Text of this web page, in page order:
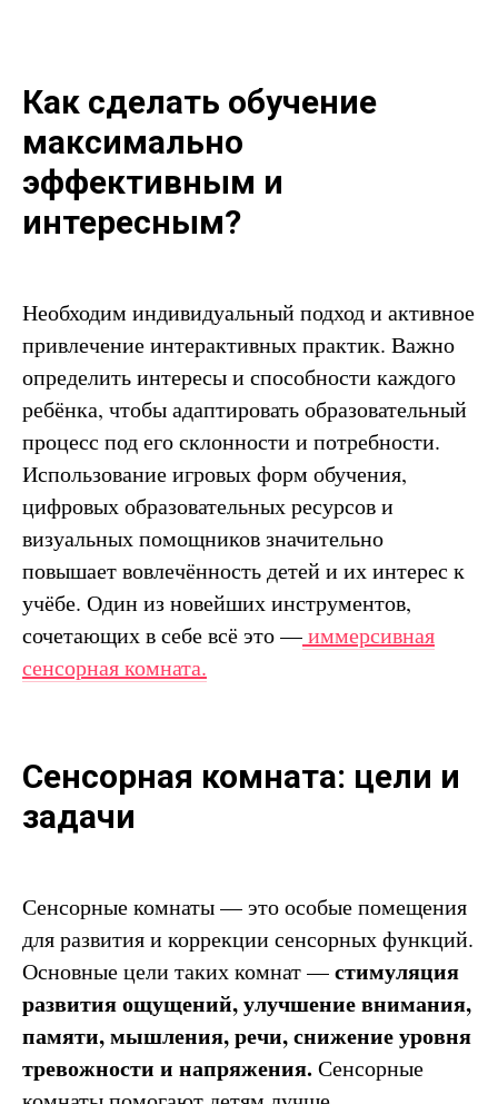
Как сделать обучение
максимально
эффективным и
интересным?
Необходим индивидуальный подход и активное
привлечение интерактивных практик. Важно
определить интересы и способности каждого
ребёнка, чтобы адаптировать образовательный
процесс под его склонности и потребности.
Использование игровых форм обучения,
цифровых образовательных ресурсов и
визуальных помощников значительно
повышает вовлечённость детей и их интерес к
учёбе. Один из новейших инструментов,
сочетающих в себе всё это —иммерсивная
сенсорная комната.
Сенсорная комната: цели и
задачи
Сенсорные комнаты — это особые помещения
для развития и коррекции сенсорных функций.
Основные цели таких комнат —стимуляция
развития ощущений, улучшение внимания,
памяти, мышления, речи, снижение уровня
тревожности и напряжения. Сенсорные